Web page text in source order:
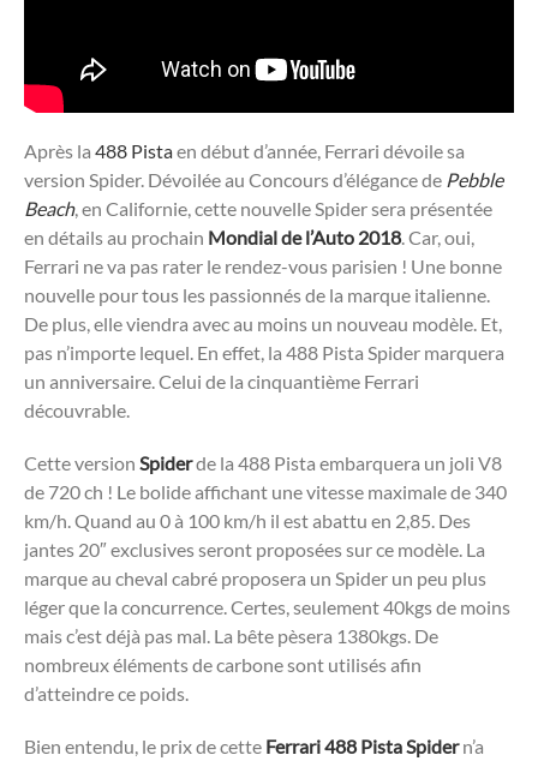
Après la 488 Pistaen début d’année, Ferrari dévoile sa
version Spider. Dévoilée au Concours d’élégance de Pebble
Beach, en Californie, cette nouvelle Spider sera présentée
en détails au prochain Mondial de l’Auto 2018. Car, oui,
Ferrari ne va pas rater le rendez-vous parisien ! Une bonne
nouvelle pour tous les passionnés de la marque italienne.
De plus, elle viendra avec au moins un nouveau modèle. Et,
pas n’importe lequel. En effet, la 488 Pista Spider marquera
un anniversaire. Celui de la cinquantième Ferrari
découvrable.
Cette version Spiderde la 488 Pista embarquera un joli V8
de 720 ch ! Le bolide affichant une vitesse maximale de 340
km/h. Quand au 0 à 100 km/h il est abattu en 2,85. Des
jantes 20″ exclusives seront proposées sur ce modèle. La
marque au cheval cabré proposera un Spider un peu plus
léger que la concurrence. Certes, seulement 40kgs de moins
mais c’est déjà pas mal. La bête pèsera 1380kgs. De
nombreux éléments de carbone sont utilisés afin
d’atteindre ce poids.
Bien entendu, le prix de cette Ferrari 488 Pista Spidern’a